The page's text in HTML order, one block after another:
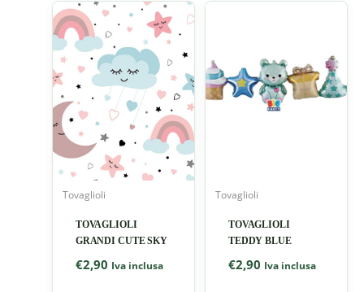
Tovaglioli
TOVAGLIOLI
GRANDI CUTE SKY
€2,90 Iva inclusa
Tovaglioli
TOVAGLIOLI
TEDDY BLUE
€2,90 Iva inclusa